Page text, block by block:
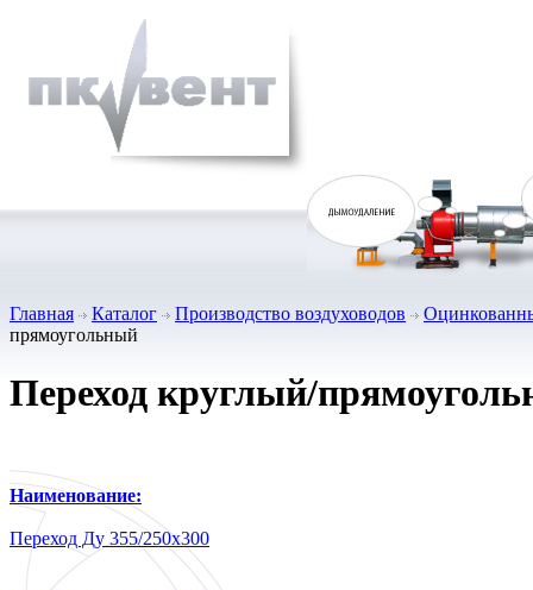
Главная Каталог Производство воздуховодов
прямоугольный
Переход круглый/
Наименование:
Переход Ду 355/250х300